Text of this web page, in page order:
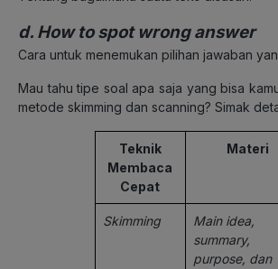
d. How to spot wrong answer
Cara untuk menemukan pilihan jawaban
Mau tahu tipe soal apa saja yang bisa
metode skimming dan scanning? Simak
Teknik
Membaca
Cepat
Materi
Skimming
Main idea,
summary,
purpose, dan